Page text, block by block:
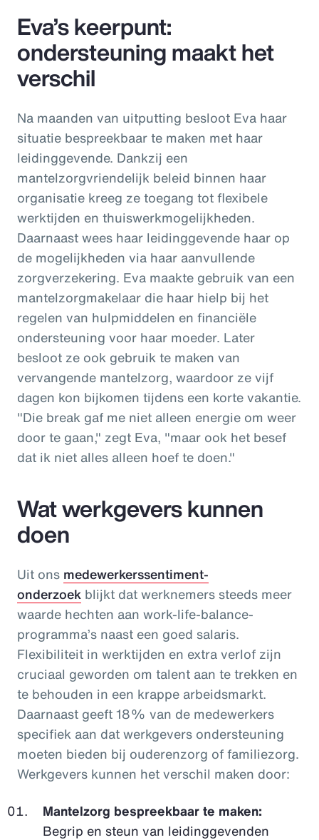
Eva’s keerpunt:
ondersteuning maakt het
verschil
Na maanden van uitputting besloot Eva haar
situatie bespreekbaar te maken met haar
leidinggevende. Dankzij een
mantelzorgvriendelijk beleid binnen haar
organisatie kreeg ze toegang tot flexibele
werktijden en thuiswerkmogelijkheden.
Daarnaast wees haar leidinggevende haar op
de mogelijkheden via haar aanvullende
zorgverzekering. Eva maakte gebruik van een
mantelzorgmakelaar die haar hielp bij het
regelen van hulpmiddelen en financiële
ondersteuning voor haar moeder. Later
besloot ze ook gebruik te maken van
vervangende mantelzorg, waardoor ze vijf
dagen kon bijkomen tijdens een korte vakantie.
"Die break gaf me niet alleen energie om weer
door te gaan," zegt Eva, "maar ook het besef
dat ik niet alles alleen hoef te doen."
Wat werkgevers kunnen
doen
Uit ons medewerkerssentiment-
onderzoek blijkt dat werknemers steeds meer
waarde hechten aan work-life-balance-
programma’s naast een goed salaris.
Flexibiliteit in werktijden en extra verlof zijn
cruciaal geworden om talent aan te trekken en
te behouden in een krappe arbeidsmarkt.
Daarnaast geeft 18% van de medewerkers
specifiek aan dat werkgevers ondersteuning
moeten bieden bij ouderenzorg of familiezorg.
Werkgevers kunnen het verschil maken door:
Mantelzorg bespreekbaar te maken:
Begrip en steun van leidinggevenden